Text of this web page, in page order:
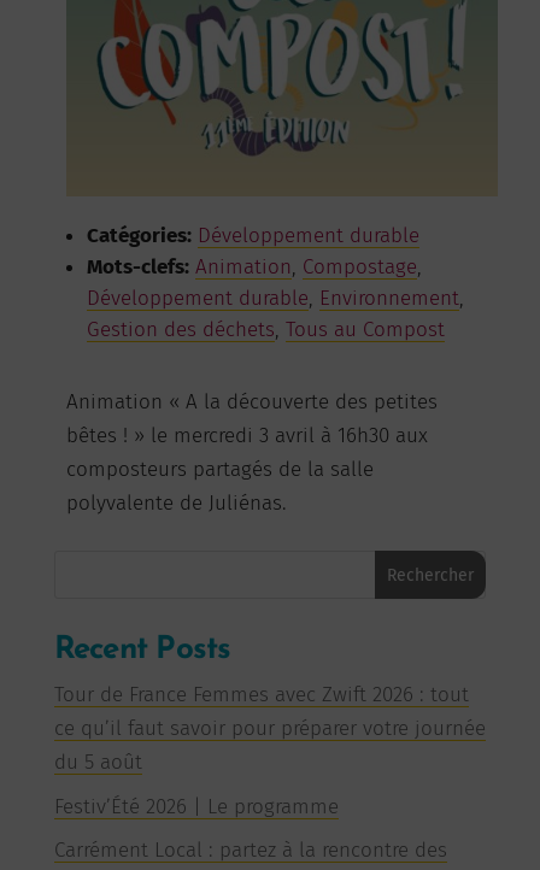
Catégories: Développement durable
Mots-clefs: Animation, Compostage,
Développement durable, Environnement,
Gestion des déchets, Tous au Compost
Animation « A la découverte des petites
bêtes ! » le mercredi 3 avril à 16h30 aux
composteurs partagés de la salle
polyvalente de Juliénas.
Rechercher
Recent Posts
Tour de France Femmes avec Zwift 2026 : tout
ce qu’il faut savoir pour préparer votre journée
du 5 août
Festiv’Été 2026 | Le programme
Carrément Local : partez à la rencontre des